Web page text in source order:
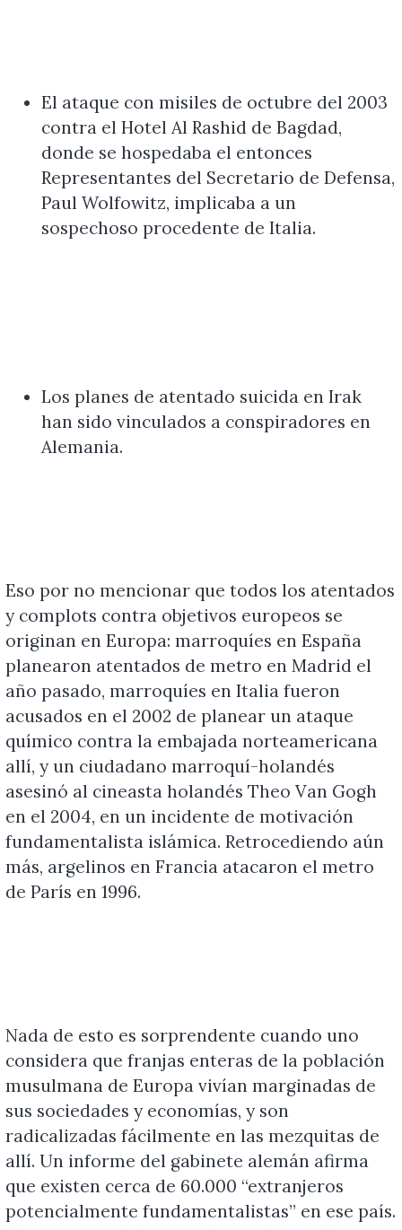
El ataque con misiles de octubre del 2003
contra el Hotel Al Rashid de Bagdad,
donde se hospedaba el entonces
Representantes del Secretario de Defensa,
Paul Wolfowitz, implicaba a un
sospechoso procedente de Italia.
Los planes de atentado suicida en Irak
han sido vinculados a conspiradores en
Alemania.
Eso por no mencionar que todos los atentados
y complots contra objetivos europeos se
originan en Europa: marroquíes en España
planearon atentados de metro en Madrid el
año pasado, marroquíes en Italia fueron
acusados en el 2002 de planear un ataque
químico contra la embajada norteamericana
allí, y un ciudadano marroquí-holandés
asesinó al cineasta holandés Theo Van Gogh
en el 2004, en un incidente de motivación
fundamentalista islámica. Retrocediendo aún
más, argelinos en Francia atacaron el metro
de París en 1996.
Nada de esto es sorprendente cuando uno
considera que franjas enteras de la población
musulmana de Europa vivían marginadas de
sus sociedades y economías, y son
radicalizadas fácilmente en las mezquitas de
allí. Un informe del gabinete alemán afirma
que existen cerca de 60.000 “extranjeros
potencialmente fundamentalistas” en ese país.